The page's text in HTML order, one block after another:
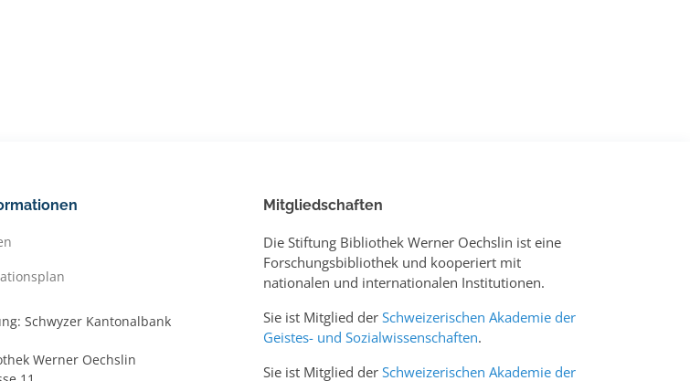
Schwyzer Kantonalbank
Werner Oechslin
Mitgliedschaften
Die Stiftung Bibliothek Werner Oechslin ist eine
Forschungsbibliothek und kooperiert mit
nationalen und internationalen Institutionen.
Sie ist Mitglied der Schweizerischen Akademie der
Geistes- und Sozialwissenschaften.
Sie ist Mitglied der Schweizerischen Akademie der